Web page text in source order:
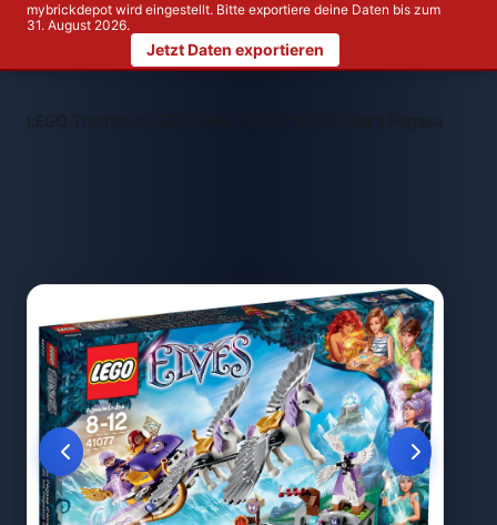
mybrickdepot wird eingestellt. Bitte exportiere deine Daten bis zum
31. August 2026.
Jetzt Daten exportieren
LEGO Themen > LEGO 41077 Aira's Pegasus